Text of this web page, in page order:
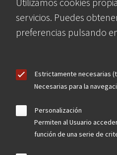
servicios. Puedes
preferencias pulsando
Estrictamente necesarias
Necesarias para la
Personalización
Permiten al Usuario
función de una serie de
Menu
Footer
observatorio
buscador
Nuestras